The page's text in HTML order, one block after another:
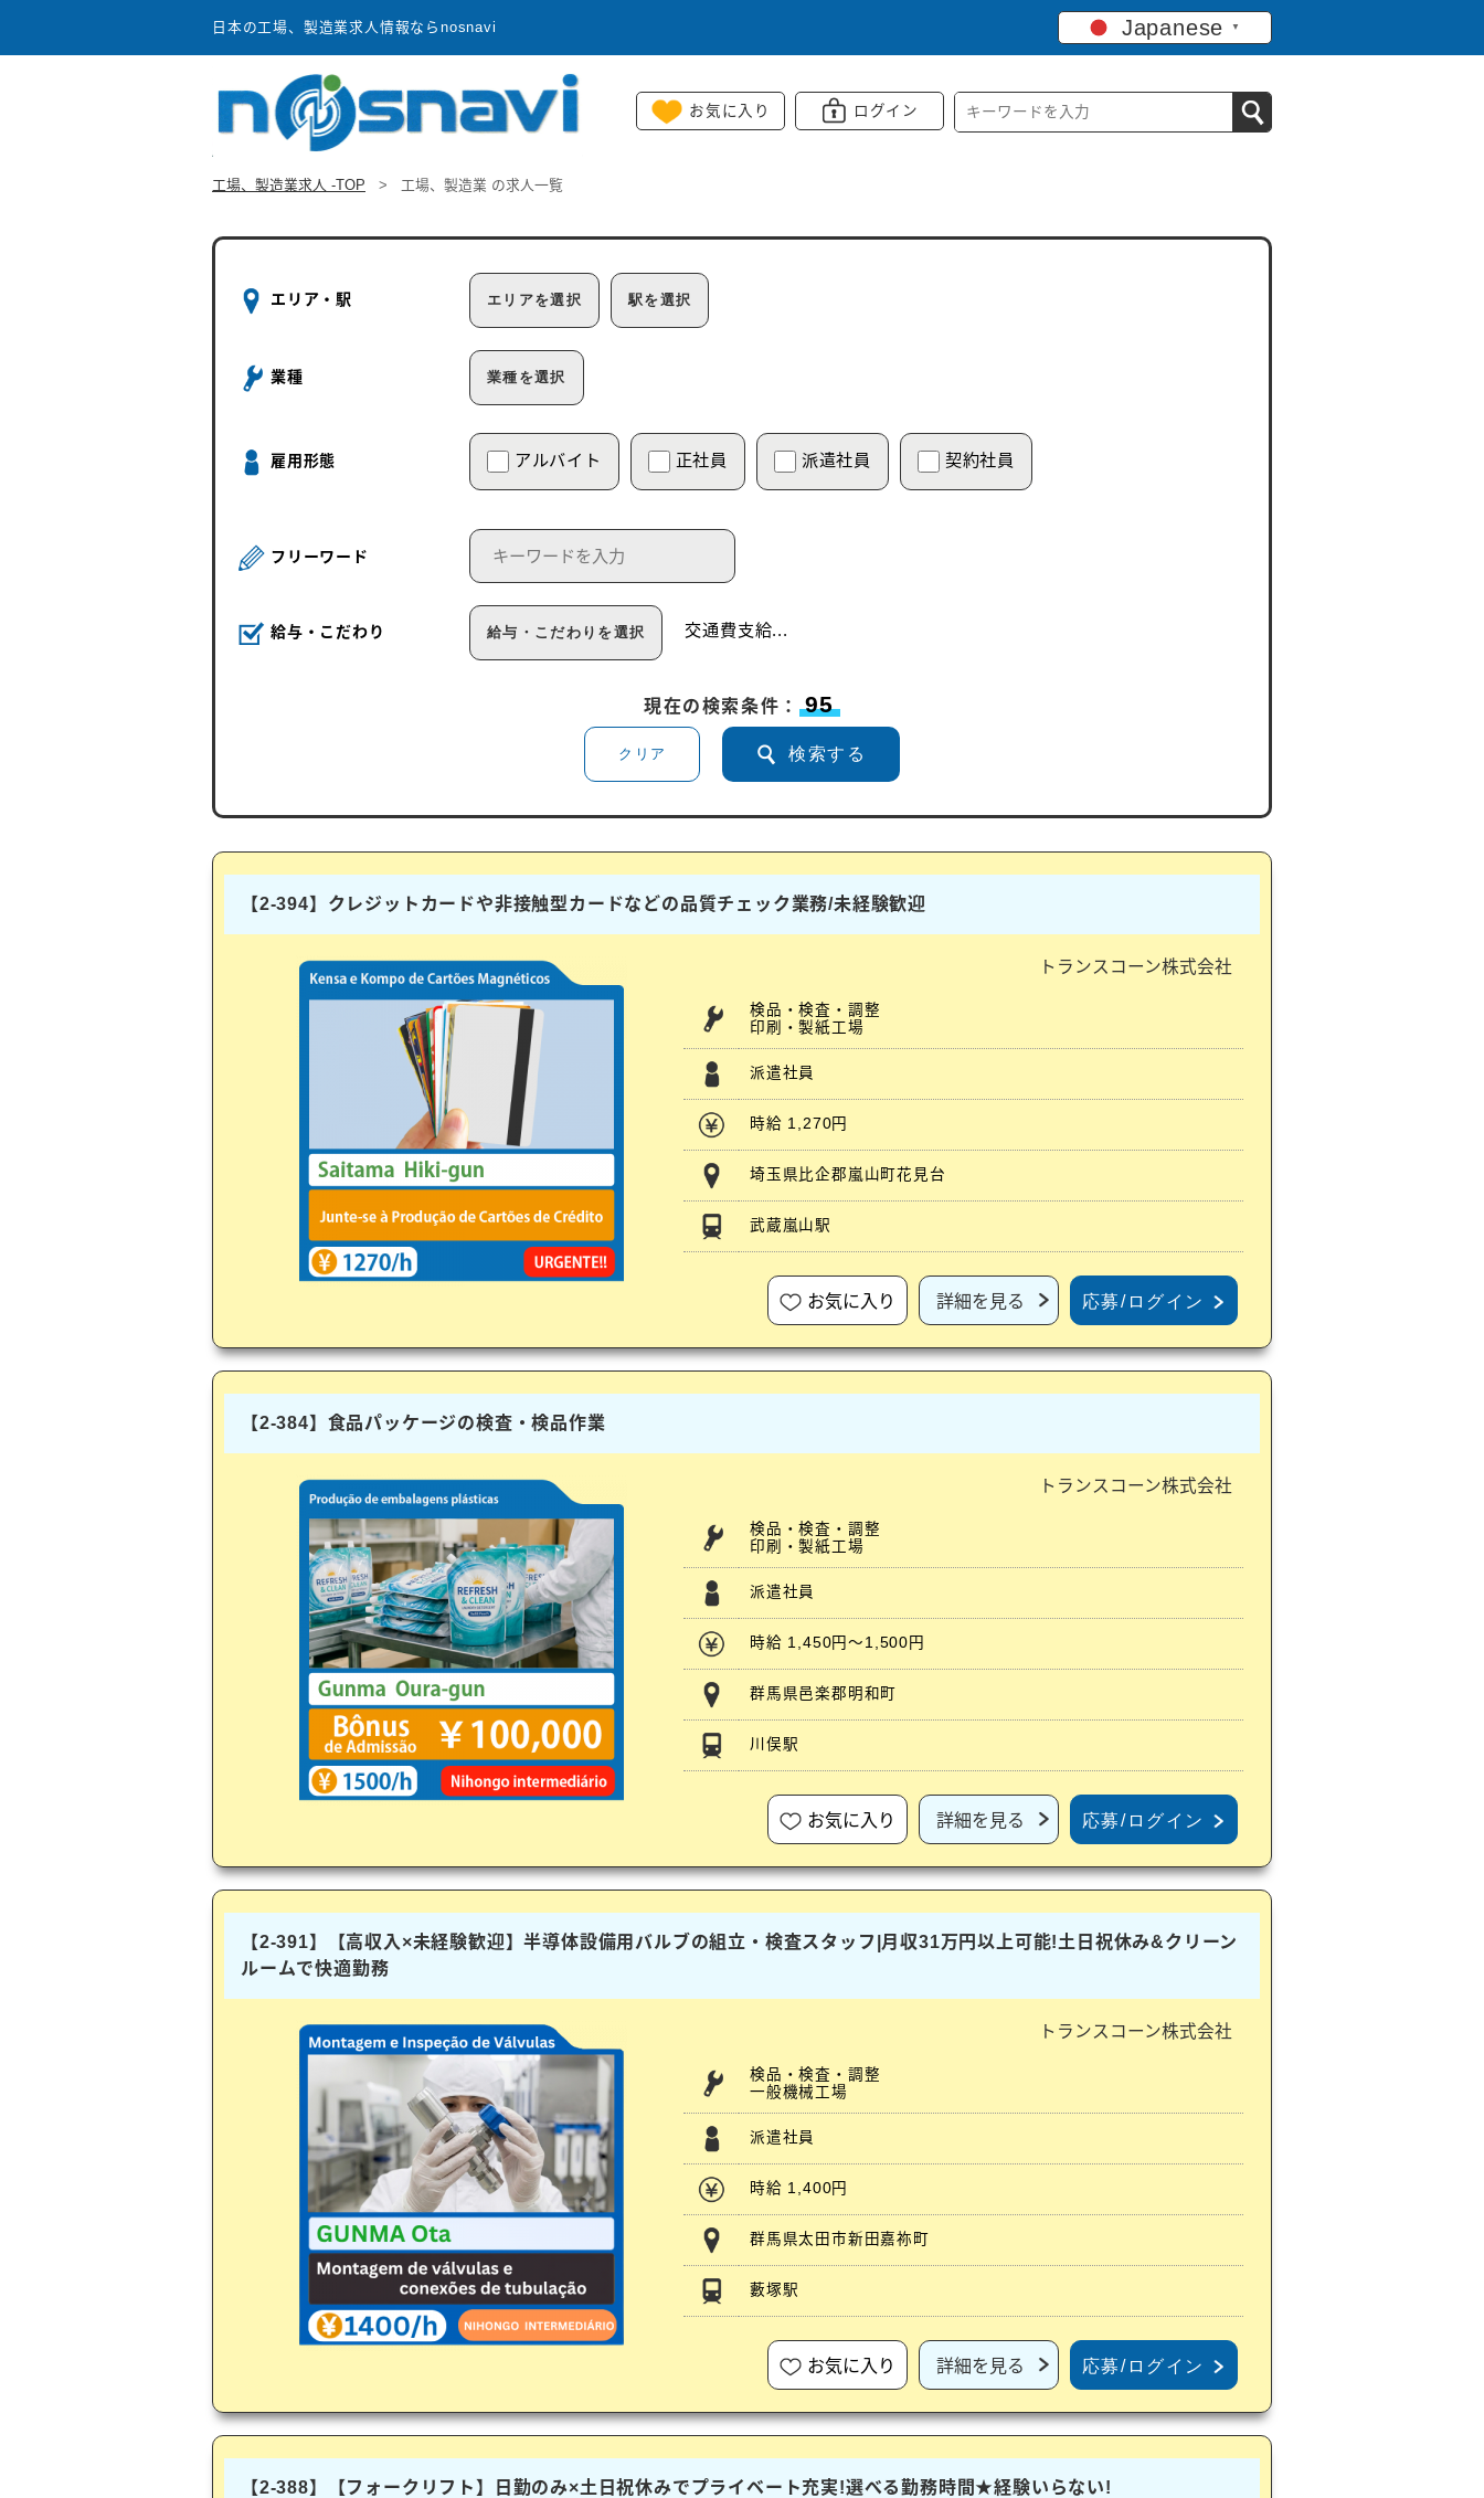
日本の工場、製造業求人情報ならnosnavi Japanese ▼
お気に入り ログイン
工場、製造業求人 -TOP > 工場、製造業 の求人一覧
エリア・駅 エリアを選択 駅を選択
業種 業種を選択
雇用形態 アルバイト 正社員 派遣社員 契約社員
フリーワード
給与・こだわり 給与・こだわりを選択 交通費支給...
現在の検索条件： 95
クリア 検索する
【2-394】クレジットカードや非接触型カードなどの品質チェック業務/未経験歓迎
トランスコーン株式会社
検品・検査・調整
印刷・製紙工場
派遣社員
時給 1,270円
埼玉県比企郡嵐山町花見台
武蔵嵐山駅
お気に入り 詳細を見る 応募/ログイン
【2-384】食品パッケージの検査・検品作業
トランスコーン株式会社
検品・検査・調整
印刷・製紙工場
派遣社員
時給 1,450円～1,500円
群馬県邑楽郡明和町
川俣駅
お気に入り 詳細を見る 応募/ログイン
【2-391】【高収入×未経験歓迎】半導体設備用バルブの組立・検査スタッフ|月収31万円以上可能!土日祝休み&クリーン
ルームで快適勤務
トランスコーン株式会社
検品・検査・調整
一般機械工場
派遣社員
時給 1,400円
群馬県太田市新田嘉祢町
藪塚駅
お気に入り 詳細を見る 応募/ログイン
【2-388】【フォークリフト】日勤のみ×土日祝休みでプライベート充実!選べる勤務時間★経験いらない!